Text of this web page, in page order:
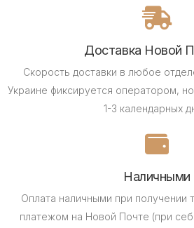
Доставка Новой
Скорость доставки в любое
Украине фиксируется оператором,
1-3 календарных
Наличными
Оплата наличными при получении
платежом на Новой Почте (при